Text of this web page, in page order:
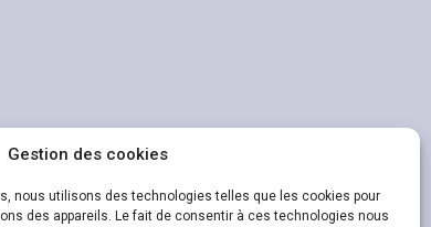
Gestion des cookies
nous utilisons des technologies telles que les cookies pour
des appareils. Le fait de consentir à ces technologies nous